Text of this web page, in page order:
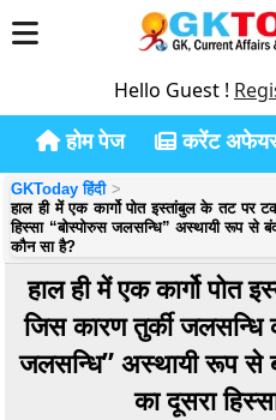
Hello Guest !
होम पेज करेंट अफेयर्स
GKToday हिंदी
हाल ही में एक कार्गो पोत इस्तांबुल के तट पर
हिस्सा “बोस्पोरुस जलसन्धि” अस्थायी रूप से
कौन सा है?
हाल ही में एक कार्गो पोत
जिस कारण तुर्की जलसन्धि
जलसन्धि” अस्थायी रूप से
का दूसरा